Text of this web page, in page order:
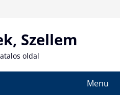
Szellem
oldal
Menu